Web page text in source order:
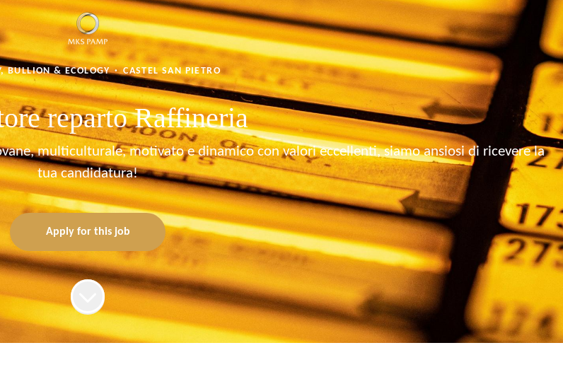
BULLION & ECOLOGY · CASTEL SAN PIETRO
reparto Raffineria
multiculturale, motivato e dinamico con valori eccellenti, siamo ansiosi di ricevere la
tua candidatura!
Apply for this job